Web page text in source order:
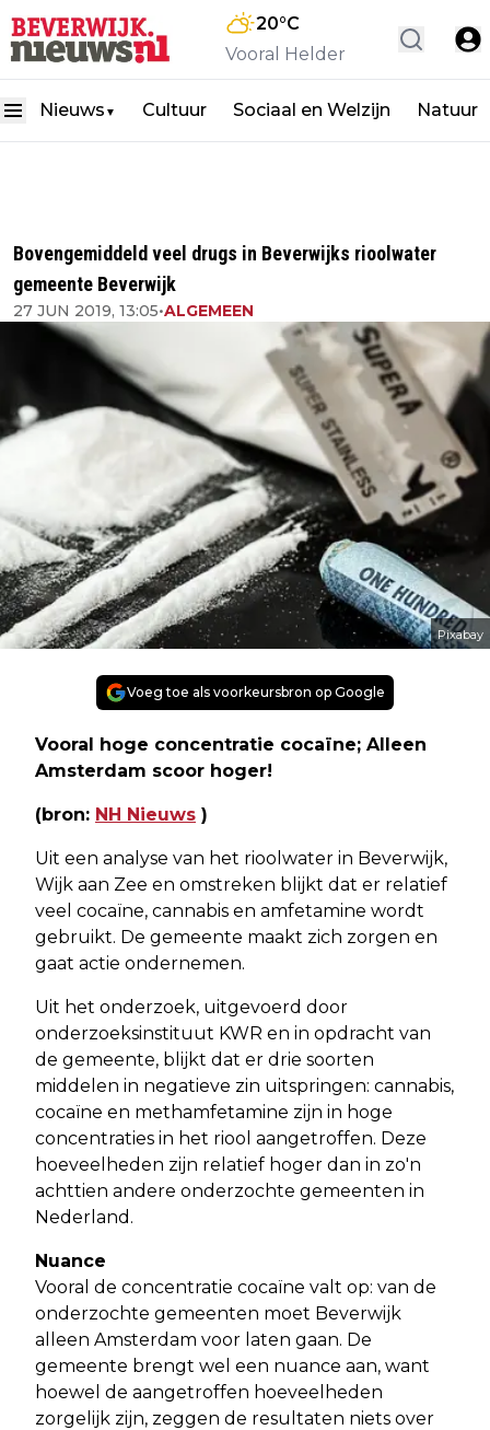
20°C
Vooral Helder
Nieuws ▼ Cultuur Sociaal en Welzijn Natuur
Bovengemiddeld veel drugs in Beverwijks rioolwater
gemeente Beverwijk
27 JUN 2019, 13:05•ALGEMEEN
Pixabay
Voeg toe als voorkeursbron op Google
Vooral hoge concentratie cocaïne; Alleen
Amsterdam scoor hoger!
(bron: NH Nieuws )
Uit een analyse van het rioolwater in Beverwijk,
Wijk aan Zee en omstreken blijkt dat er relatief
veel cocaïne, cannabis en amfetamine wordt
gebruikt. De gemeente maakt zich zorgen en
gaat actie ondernemen.
Uit het onderzoek, uitgevoerd door
onderzoeksinstituut KWR en in opdracht van
de gemeente, blijkt dat er drie soorten
middelen in negatieve zin uitspringen: cannabis,
cocaïne en methamfetamine zijn in hoge
concentraties in het riool aangetroffen. Deze
hoeveelheden zijn relatief hoger dan in zo'n
achttien andere onderzochte gemeenten in
Nederland.
Nuance
Vooral de concentratie cocaïne valt op: van de
onderzochte gemeenten moet Beverwijk
alleen Amsterdam voor laten gaan. De
gemeente brengt wel een nuance aan, want
hoewel de aangetroffen hoeveelheden
zorgelijk zijn, zeggen de resultaten niets over